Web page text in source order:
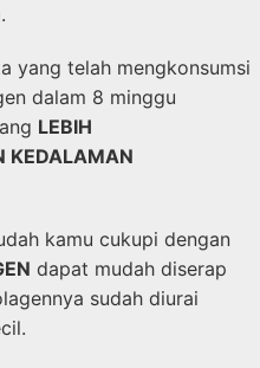
yang telah mengkonsumsi
dalam 8 minggu
LEBIH
KEDALAMAN
kamu cukupi dengan
dapat mudah diserap
sudah diurai